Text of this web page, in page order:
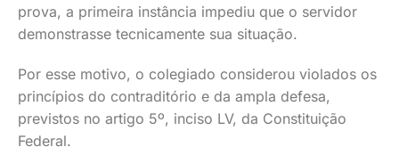
prova, a primeira instância impediu que o servidor
demonstrasse tecnicamente sua situação.
Por esse motivo, o colegiado considerou violados os
princípios do contraditório e da ampla defesa,
previstos no artigo 5º, inciso LV, da Constituição
Federal.